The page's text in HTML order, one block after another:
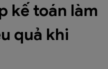
kế toán làm
quả khi